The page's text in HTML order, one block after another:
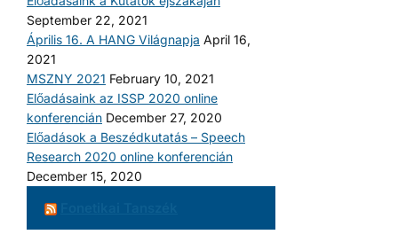
September 22, 2021
Április 16. A HANG Világnapja April 16,
2021
MSZNY 2021 February 10, 2021
Előadásaink az ISSP 2020 online
konferencián December 27, 2020
Előadások a Beszédkutatás – Speech
Research 2020 online konferencián
December 15, 2020